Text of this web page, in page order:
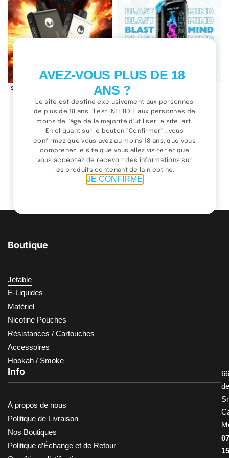
SOLD OUT
Waka Blade 30000 – 3%
د.م.300.00
Choix des options
SOLD OUT
Waka Blast 45000
د.م.300.00
Choix des options
(1 / 2)
Boutique
Jetable
E-Liquides
Matériel
Nicotine Pouches
Résistances / Cartouches
Accessoires
Hookah / Smoke
Info
À propos de nous
Politique de Livraison
Nos Boutiques
Politique d’Échange et de Retour
de
07
15
AVEZ-VOUS PLUS DE 18
ANS ?
Le site est destiné exclusivement aux personnes
de plus de 18 ans. Il est INTERDIT aux personnes de
moins de l'âge de la majorité d'utiliser le site, art.
En cliquant sur le bouton "Confirmer" , vous
confirmez que vous avez au moins 18 ans, que vous
comprenez le site que vous allez visiter et que
vous acceptez de recevoir des informations sur
les produits contenant de la nicotine.
JE CONFIRME